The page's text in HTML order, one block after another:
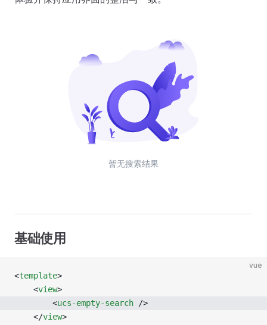
暂无搜索结果
基础使用
vue
<template>
	<
view>
		<
ucs-empty-search />
	</
view>